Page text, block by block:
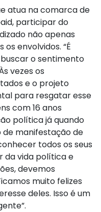
atua na comarca de
participar do
não apenas
envolvidos. “É
o sentimento
vezes os
e o projeto
para resgatar esse
com 16 anos
política já quando
de manifestação de
todos os seus
da vida política e
devemos
muito felizes
deles. Isso é um